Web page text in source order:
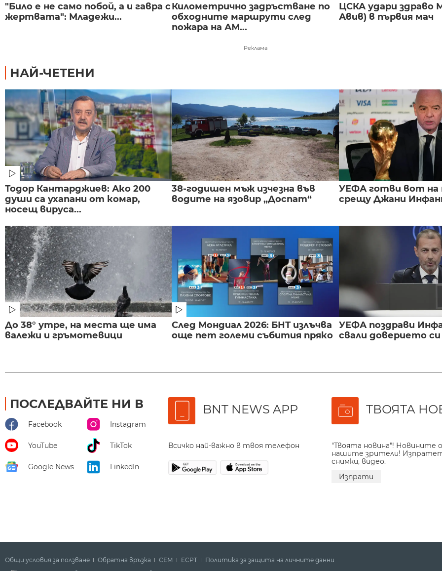
"Било е не само побой, а и гавра с
жертвата": Младежи...
Километрично задръстване по
обходните маршрути след
пожара на АМ...
ЦСКА удари здраво
Авив) в първия мач
Реклама
НАЙ-ЧЕТЕНИ
Тодор Кантарджиев: Ако 200
души са ухапани от комар,
носещ вируса...
38-годишен мъж изчезна във
водите на язовир „Доспат“
УЕФА готви вот на
срещу Джани
До 38° утре, на места ще има
валежи и гръмотевици
След Мондиал 2026: БНТ излъчва
още пет големи събития пряко
УЕФА поздрави
свали доверието
ПОСЛЕДВАЙТЕ НИ В
Facebook Instagram
YouTube TikTok
Google News LinkedIn
BNT NEWS APP
Всичко най-важно в твоя телефон
ТВОЯТА
"Твоята новина"! Новините
нашите зрители!
снимки, видео.
Изпрати
Общи условия за ползване Обратна връзка СЕМ ECPT Политика за защита на личните данни